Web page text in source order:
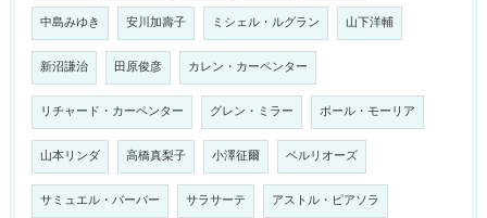
中島みゆき 安川加壽子 ミシェル・ルグラン 山下洋輔
新沼謙治 田原俊彦 カレン・カーペンター
リチャード・カーペンター グレン・ミラー ポール・モーリア
山本リンダ 高橋真梨子 小澤征爾 ベルリオーズ
サミュエル・バーバー サラサーテ アストル・ピアソラ